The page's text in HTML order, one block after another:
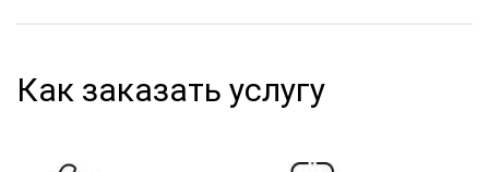
Как заказать услугу